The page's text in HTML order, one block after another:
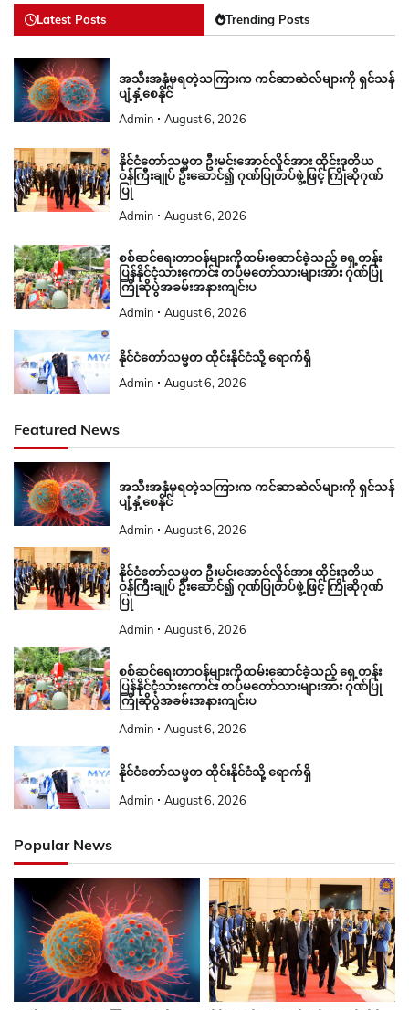
Latest Posts Trending Posts
အသီးအနှံမှရတဲ့သကြားက ကင်ဆာဆဲလ်များကို ရှင်သန်
ပျံ့နှံ့စေနိုင်
Admin August 6, 2026
နိုင်ငံတော်သမ္မတ ဦးမင်းအောင်လှိုင်အား ထိုင်းဒုတိယ
ဝန်ကြီးချုပ် ဦးဆောင်၍ ဂုဏ်ပြုတပ်ဖွဲ့ဖြင့် ကြိုဆိုဂုဏ်
ပြု
Admin August 6, 2026
စစ်ဆင်ရေးတာဝန်များကိုထမ်းဆောင်ခဲ့သည့် ရှေ့တန်း
ပြန်နိုင်ငံ့သားကောင်း တပ်မတော်သားများအား ဂုဏ်ပြု
ကြိုဆိုပွဲအခမ်းအနားကျင်းပ
Admin August 6, 2026
နိုင်ငံတော်သမ္မတ ထိုင်းနိုင်ငံသို့ ရောက်ရှိ
Admin August 6, 2026
Featured News
အသီးအနှံမှရတဲ့သကြားက ကင်ဆာဆဲလ်များကို ရှင်သန်
ပျံ့နှံ့စေနိုင်
Admin August 6, 2026
နိုင်ငံတော်သမ္မတ ဦးမင်းအောင်လှိုင်အား ထိုင်းဒုတိယ
ဝန်ကြီးချုပ် ဦးဆောင်၍ ဂုဏ်ပြုတပ်ဖွဲ့ဖြင့် ကြိုဆိုဂုဏ်
ပြု
Admin August 6, 2026
စစ်ဆင်ရေးတာဝန်များကိုထမ်းဆောင်ခဲ့သည့် ရှေ့တန်း
ပြန်နိုင်ငံ့သားကောင်း တပ်မတော်သားများအား ဂုဏ်ပြု
ကြိုဆိုပွဲအခမ်းအနားကျင်းပ
Admin August 6, 2026
နိုင်ငံတော်သမ္မတ ထိုင်းနိုင်ငံသို့ ရောက်ရှိ
Admin August 6, 2026
Popular News